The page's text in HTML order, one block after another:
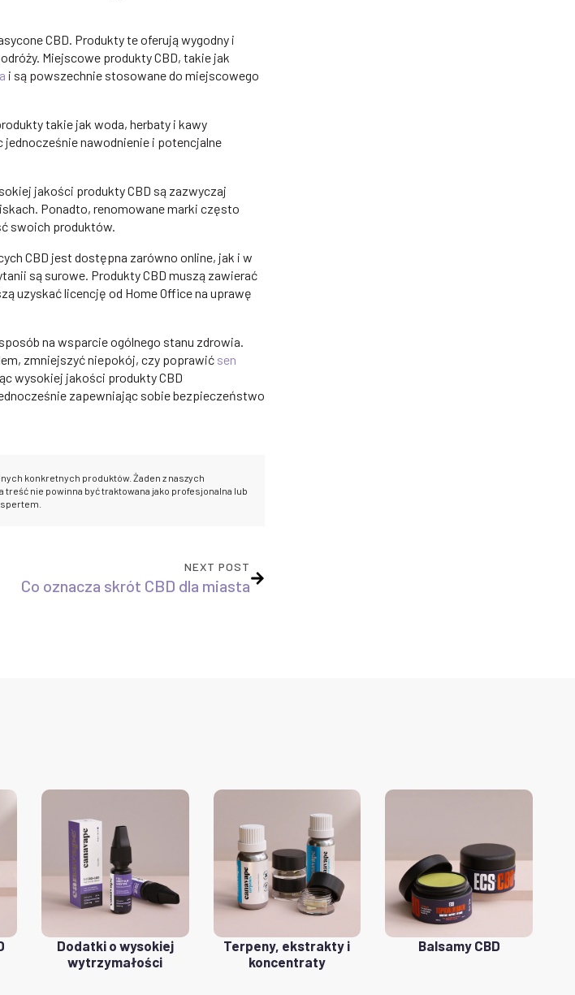
CBD. Produkty te oferują wygodny i
Miejscowe produkty CBD, takie jak
i są powszechnie stosowane do miejscowego
takie jak woda, herbaty i kawy
nawodnienie i potencjalne
jakości produkty CBD są zazwyczaj
Ponadto, renomowane marki często
swoich produktów.
CBD jest dostępna zarówno online, jak i w
są surowe. Produkty CBD muszą zawierać
uzyskać licencję od Home Office na uprawę
na wsparcie ogólnego stanu zdrowia.
zmniejszyć niepokój, czy poprawić sen
wysokiej jakości produkty CBD
zapewniając sobie bezpieczeństwo
konkretnych produktów. Żaden z naszych
nie powinna być traktowana jako profesjonalna lub
NEXT POST
Co oznacza skrót CBD dla miasta
Dodatki o wysokiej
wytrzymałości
Terpeny, ekstrakty i
koncentraty
Balsamy CBD